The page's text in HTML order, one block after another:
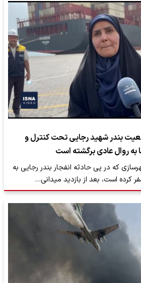
بندر شهید رجایی تحت کنترل و
به روال عادی برگشته است
که در پی حادثه انفجار بندر رجایی به
کرده است، بعد از بازدید میدانی…